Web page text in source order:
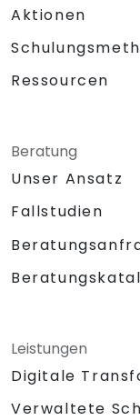
Aktionen
Ressourcen
Beratung
Unser Ansatz
Fallstudien
Leistungen
Digitale
Verwaltete